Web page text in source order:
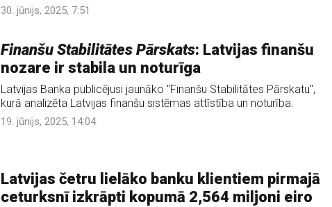
30. jūnijs, 2025, 7:51
Finanšu Stabilitātes Pārskats: Latvijas finanšu
nozare ir stabila un noturīga
Latvijas Banka publicējusi jaunāko "Finanšu Stabilitātes Pārskatu",
kurā analizēta Latvijas finanšu sistēmas attīstība un noturība.
19. jūnijs, 2025, 14:04
Latvijas četru lielāko banku klientiem pirmajā
ceturksnī izkrāpti kopumā 2,564 miljoni eiro